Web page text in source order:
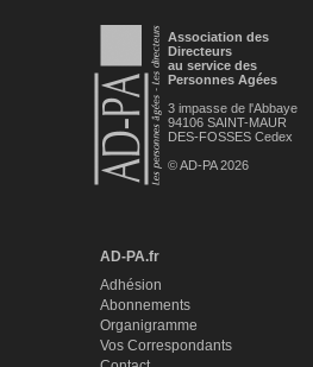
Association des
Directeurs
au service des
Personnes Agées
3 impasse de l'Abbaye
94106 SAINT-MAUR
DES-FOSSES Cedex
© AD-PA 2026
AD-PA.fr
Adhésion
Abonnements
Organigramme
Vos Correspondants